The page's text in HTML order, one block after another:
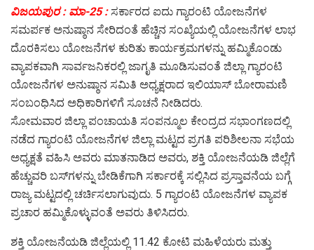
ವಿಜಯಪುರ : ಮಾ-25 : ಸರ್ಕಾರದ ಐದು ಗ್ಯಾರಂಟಿ ಯೋಜನೆಗಳ
ಸಮರ್ಪಕ ಅನುಷ್ಠಾನ ಸೇರಿದಂತೆ ಹೆಚ್ಚಿನ ಸಂಖ್ಯೆಯಲ್ಲಿ ಯೋಜನೆಗಳ ಲಾಭ
ದೊರಕಿಸಲು ಯೋಜನೆಗಳ ಕುರಿತು ಕಾರ್ಯಕ್ರಮಗಳನ್ನು ಹಮ್ಮಿಕೊಂಡು
ವ್ಯಾಪಕವಾಗಿ ಸಾರ್ವಜನಿಕರಲ್ಲಿ ಜಾಗೃತಿ ಮೂಡಿಸುವಂತೆ ಜಿಲ್ಲಾ ಗ್ಯಾರಂಟಿ
ಯೋಜನೆಗಳ ಅನುಷ್ಠಾನ ಸಮಿತಿ ಅಧ್ಯಕ್ಷರಾದ ಇಲಿಯಾಸ್ ಬೋರಾಮಣಿ
ಸಂಬಂಧಿಸಿದ ಅಧಿಕಾರಿಗಳಿಗೆ ಸೂಚನೆ ನೀಡಿದರು.
ಸೋಮವಾರ ಜಿಲ್ಲಾ ಪಂಚಾಯತಿ ಸಂಪನ್ಮೂಲ ಕೇಂದ್ರದ ಸಭಾಂಗಣದಲ್ಲಿ
ನಡೆದ ಗ್ಯಾರಂಟಿ ಯೋಜನೆಗಳ ಜಿಲ್ಲಾ ಮಟ್ಟದ ಪ್ರಗತಿ ಪರಿಶೀಲನಾ ಸಭೆಯ
ಅಧ್ಯಕ್ಷತೆ ವಹಿಸಿ ಅವರು ಮಾತನಾಡಿದ ಅವರು, ಶಕ್ತಿ ಯೋಜನೆಯಡಿ ಜಿಲ್ಲೆಗೆ
ಹೆಚ್ಚುವರಿ ಬಸ್‍ಗಳನ್ನು ಬೇಡಿಕೆಗಾಗಿ ಸರ್ಕಾರಕ್ಕೆ ಸಲ್ಲಿಸಿದ ಪ್ರಸ್ತಾವನೆಯ ಬಗ್ಗೆ
ರಾಜ್ಯ ಮಟ್ಟದಲ್ಲಿ ಚರ್ಚಿಸಲಾಗುವುದು. 5 ಗ್ಯಾರಂಟಿ ಯೋಜನೆಗಳ ವ್ಯಾಪಕ
ಪ್ರಚಾರ ಹಮ್ಮಿಕೊಳ್ಳುವಂತೆ ಅವರು ತಿಳಿಸಿದರು.
ಶಕ್ತಿ ಯೋಜನೆಯಡಿ ಜಿಲ್ಲೆಯಲ್ಲಿ 11.42 ಕೋಟಿ ಮಹಿಳೆಯರು ಮತ್ತು